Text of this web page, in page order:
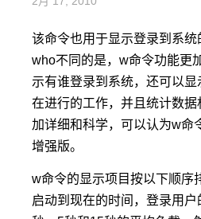
该命令也用于显示登录到系
who不同的是，w命令功能更
示有谁登录到系统，还可以
在进行的工作，并且统计数
加详细和科学，可以认为w命
增强版。
w命令的显示项目按以下顺序
启动到现在的时间，登录用